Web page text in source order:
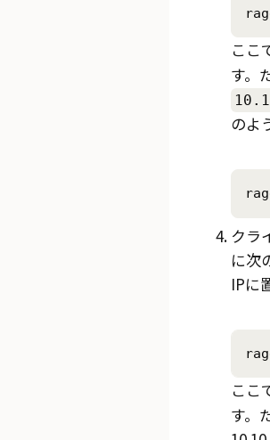
ここ
す。
のよ
クラ
に次
IPに
ここ
す。